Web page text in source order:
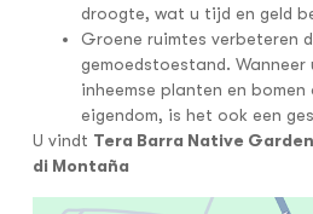
droogte, wat u tijd en geld
Groene ruimtes verbeteren
gemoedstoestand.
inheemse planten en bomen
eigendom, is het ook een
U vindt Tera Barra Native Garden
di Montaña